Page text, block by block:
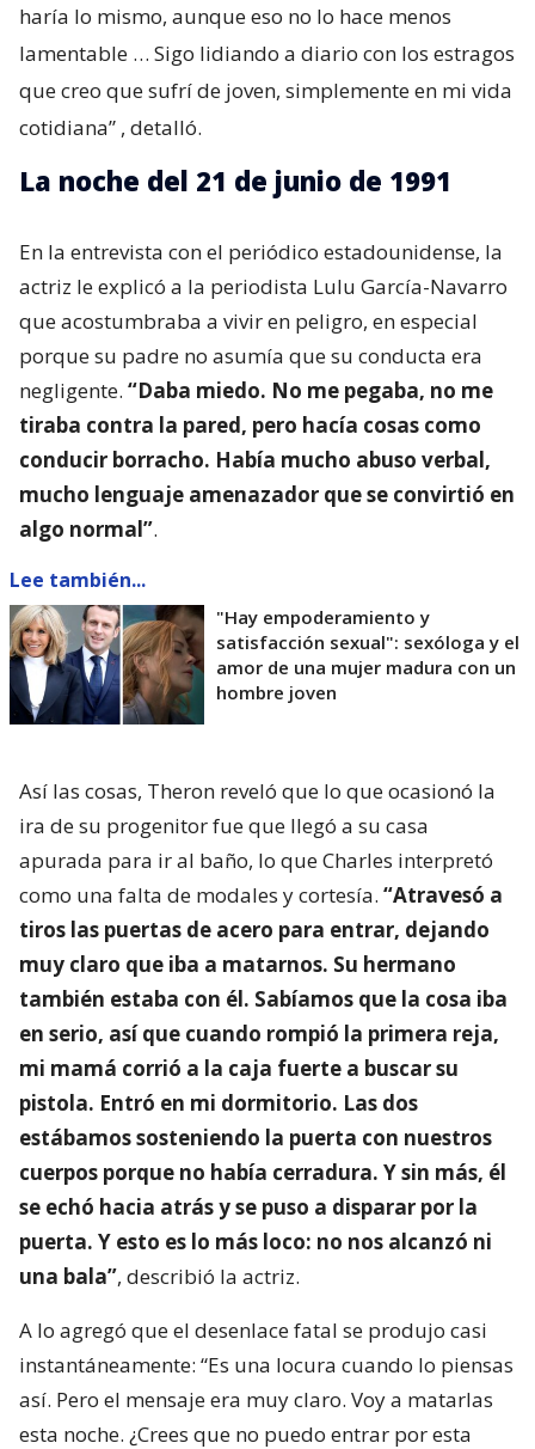
haría lo mismo, aunque eso no lo hace menos
lamentable … Sigo lidiando a diario con los estragos
que creo que sufrí de joven, simplemente en mi vida
cotidiana” , detalló.
La noche del 21 de junio de 1991
En la entrevista con el periódico estadounidense, la
actriz le explicó a la periodista Lulu García-Navarro
que acostumbraba a vivir en peligro, en especial
porque su padre no asumía que su conducta era
negligente. “Daba miedo. No me pegaba, no me
tiraba contra la pared, pero hacía cosas como
conducir borracho. Había mucho abuso verbal,
mucho lenguaje amenazador que se convirtió en
algo normal”.
Lee también...
"Hay empoderamiento y
satisfacción sexual": sexóloga y el
amor de una mujer madura con un
hombre joven
Así las cosas, Theron reveló que lo que ocasionó la
ira de su progenitor fue que llegó a su casa
apurada para ir al baño, lo que Charles interpretó
como una falta de modales y cortesía. “Atravesó a
tiros las puertas de acero para entrar, dejando
muy claro que iba a matarnos. Su hermano
también estaba con él. Sabíamos que la cosa iba
en serio, así que cuando rompió la primera reja,
mi mamá corrió a la caja fuerte a buscar su
pistola. Entró en mi dormitorio. Las dos
estábamos sosteniendo la puerta con nuestros
cuerpos porque no había cerradura. Y sin más, él
se echó hacia atrás y se puso a disparar por la
puerta. Y esto es lo más loco: no nos alcanzó ni
una bala”, describió la actriz.
A lo agregó que el desenlace fatal se produjo casi
instantáneamente: “Es una locura cuando lo piensas
así. Pero el mensaje era muy claro. Voy a matarlas
esta noche. ¿Crees que no puedo entrar por esta